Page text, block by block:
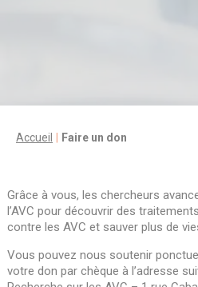
Accueil Faire un don
Grâce à vous, les chercheurs
l’AVC pour découvrir des
contre les AVC et sauver plus de
Vous pouvez nous soutenir
votre don par chèque à l’adresse